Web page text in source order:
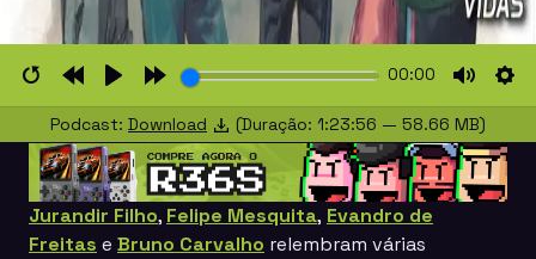
RestartRewind
10s
PlayForward
10s
00:00
Mute
Podcast: Download (Duração: 1:23:56 — 58.66 MB)
Jurandir Filho, Felipe Mesquita, Evandro de
Freitas e Bruno Carvalho relembram várias